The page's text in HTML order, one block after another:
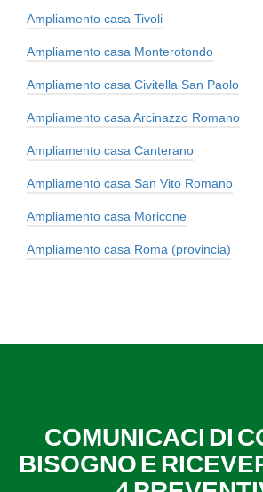
Ampliamento casa Tivoli
Ampliamento casa Monterotondo
Ampliamento casa Civitella San Paolo
Ampliamento casa Arcinazzo Romano
Ampliamento casa Canterano
Ampliamento casa San Vito Romano
Ampliamento casa Moricone
Ampliamento casa Roma (provincia)
COMUNICACI DI
BISOGNO E